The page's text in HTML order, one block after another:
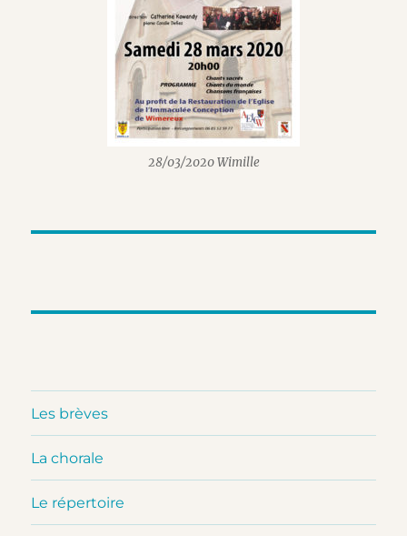
28/03/2020 Wimille
Les brèves
La chorale
Le répertoire